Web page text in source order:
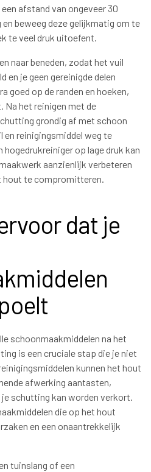
afstand van ongeveer 30
beweeg deze gelijkmatig om te
te veel druk uitoefent.
naar beneden, zodat het vuil
en je geen gereinigde delen
goed op de randen en hoeken,
Na het reinigen met de
grondig af met schoon
en reinigingsmiddel weg te
hogedrukreiniger op lage druk kan
aanzienlijk verbeteren
hout te compromitteren.
dat je
schoonmaakmiddelen na het
is een cruciale stap die je niet
kunnen het hout
afwerking aantasten,
schutting kan worden verkort.
die op het hout
en een onaantrekkelijk
tuinslang of een